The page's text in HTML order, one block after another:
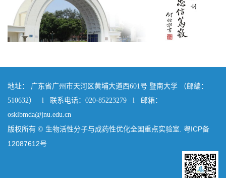
地址： 广东省广州市天河区黄埔大道西601号 暨南大学 （邮编：
510632）
l 联系电话：020-85223279 l
邮箱：
osklbmda@jnu.edu.cn
版权所有 © 生物活性分子与成药性优化全国重点实验室. 粤ICP备
12087612号